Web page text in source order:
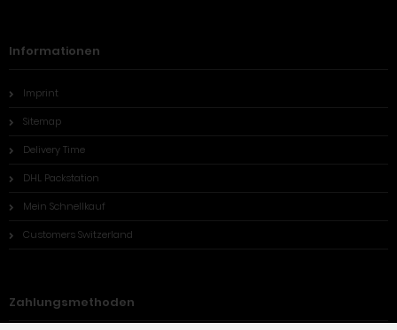
Informationen
Imprint
Sitemap
Delivery Time
DHL Packstation
Mein Schnellkauf
Customers Switzerland
Zahlungsmethoden